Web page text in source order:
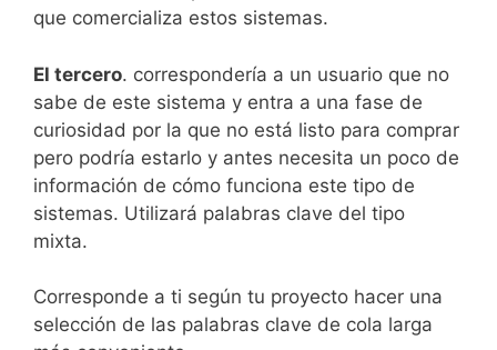
que comercializa estos sistemas.
El tercero. correspondería a un usuario que no
sabe de este sistema y entra a una fase de
curiosidad por la que no está listo para comprar
pero podría estarlo y antes necesita un poco de
información de cómo funciona este tipo de
sistemas. Utilizará palabras clave del tipo
mixta.
Corresponde a ti según tu proyecto hacer una
selección de las palabras clave de cola larga